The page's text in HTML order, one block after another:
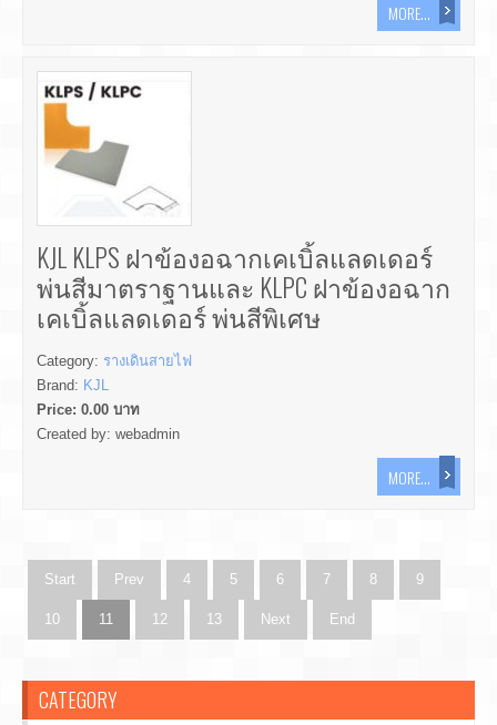
MORE...
KJL KLPS ฝาข้องอฉากเคเบิ้ลแลดเดอร์
พ่นสีมาตราฐานและ KLPC ฝาข้องอฉาก
เคเบิ้ลแลดเดอร์ พ่นสีพิเศษ
Category: รางเดินสายไฟ
Brand: KJL
Price: 0.00 บาท
Created by: webadmin
MORE...
Start Prev 4 5 6 7 8 9
10 11 12 13 Next End
CATEGORY